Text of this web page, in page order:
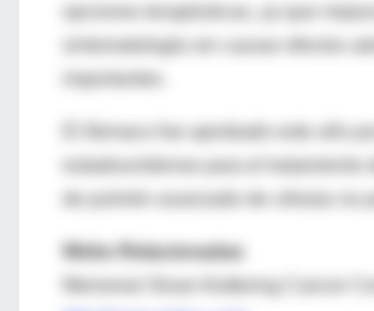
opciones terapéuticas, ya que
sintomatología sin causar efectos
importantes.
El fármaco fue aprobado este año
de pulmón avanzado de células no
Webs Relacionadas